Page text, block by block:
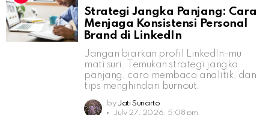
Strategi Jangka Panjang: Cara
Menjaga Konsistensi Personal
Brand di LinkedIn
Jangan biarkan profil LinkedIn-mu
mati suri. Temukan strategi jangka
panjang, cara membaca analitik, dan
tips menghindari burnout.
by Jati Sunarto
July 27, 2026, 5:08 pm